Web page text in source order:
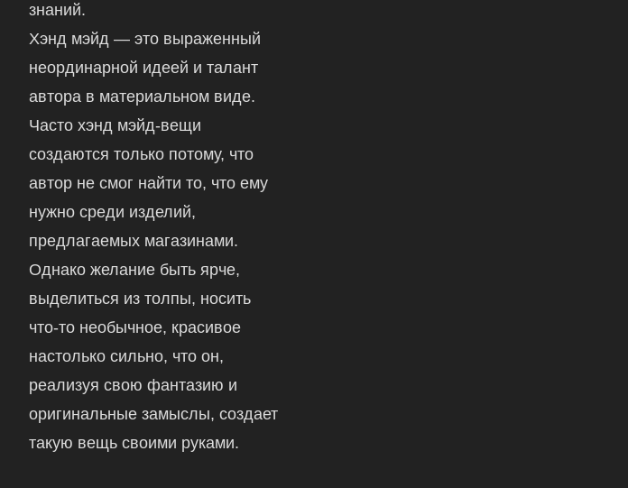
знаний.
Хэнд мэйд — это выраженный
неординарной идеей и талант
автора в материальном виде.
Часто хэнд мэйд-вещи
создаются только потому, что
автор не смог найти то, что ему
нужно среди изделий,
предлагаемых магазинами.
Однако желание быть ярче,
выделиться из толпы, носить
что-то необычное, красивое
настолько сильно, что он,
реализуя свою фантазию и
оригинальные замыслы, создает
такую вещь своими руками.